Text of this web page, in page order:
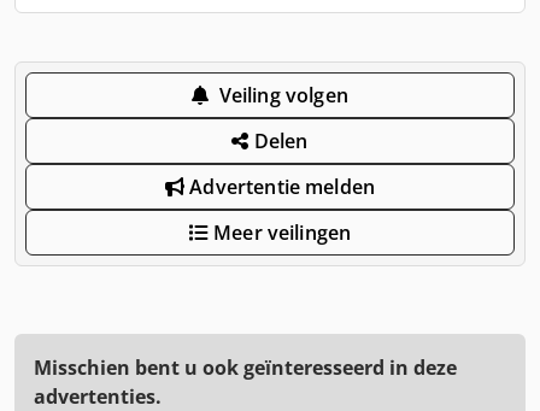
Veiling volgen
Delen
Advertentie melden
Meer veilingen
Misschien bent u ook geïnteresseerd in deze
advertenties.